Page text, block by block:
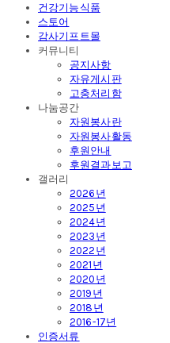
건강기능식품
스토어
감사기프트몰
커뮤니티
공지사항
자유게시판
고충처리함
나눔공간
자원봉사란
자원봉사활동
후원안내
후원결과보고
갤러리
2026년
2025년
2024년
2023년
2022년
2021년
2020년
2019년
2018년
2016-17년
인증서류